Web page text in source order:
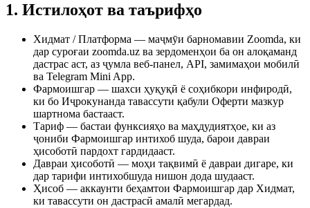
1. Истилоҳот ва таърифҳо
Хидмат / Платформа — маҷмӯи барномавии Zoomda, ки
дар суроғаи zoomda.uz ва зердоменҳои ба он алоқаманд
дастрас аст, аз ҷумла веб-панел, API, замимаҳои мобилӣ
ва Telegram Mini App.
Фармоишгар — шахси ҳуқуқӣ ё соҳибкори инфиродӣ,
ки бо Иҷрокунанда тавассути қабули Оферти мазкур
шартнома бастааст.
Тариф — бастаи функсияҳо ва маҳдудиятҳое, ки аз
ҷониби Фармоишгар интихоб шуда, барои давраи
ҳисоботӣ пардохт гардидааст.
Давраи ҳисоботӣ — моҳи тақвимӣ ё давраи дигаре, ки
дар тарифи интихобшуда нишон дода шудааст.
Ҳисоб — аккаунти беҳамтои Фармоишгар дар Хидмат,
ки тавассути он дастрасӣ амалӣ мегардад.